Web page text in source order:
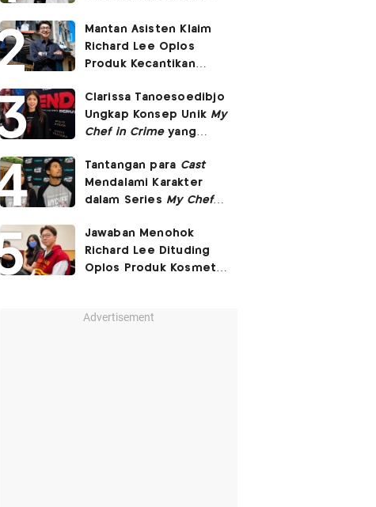
Ketiga
Mantan Asisten Klaim
Richard Lee Oplos
Produk Kecantikan
ke Ani-Ani
Clarissa Tanoesoedibjo
Ungkap Konsep Unik My
Chef in Crimeyang
Lain
Tantangan para Cast
Mendalami Karakter
dalam Series My Chef in
Jawaban Menohok
Richard Lee Dituding
Oplos Produk Kosmetik
Advertisement